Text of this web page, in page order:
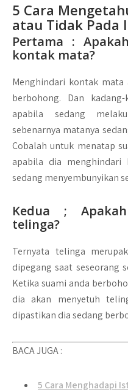
5 Cara
atau Tidak Pada
Pertama :
kontak mata?
Menghindari kontak
berbohong. Dan
apabila sedang
sebenarnya matanya
Cobalah untuk menatap
apabila dia
sedang menyembunyikan
Kedua ;
telinga?
Ternyata telinga
dipegang saat seseorang
Ketika suami anda
dia akan menyetuh
dipastikan dia sedang
BACA JUGA :
5 Cara Menghadapi